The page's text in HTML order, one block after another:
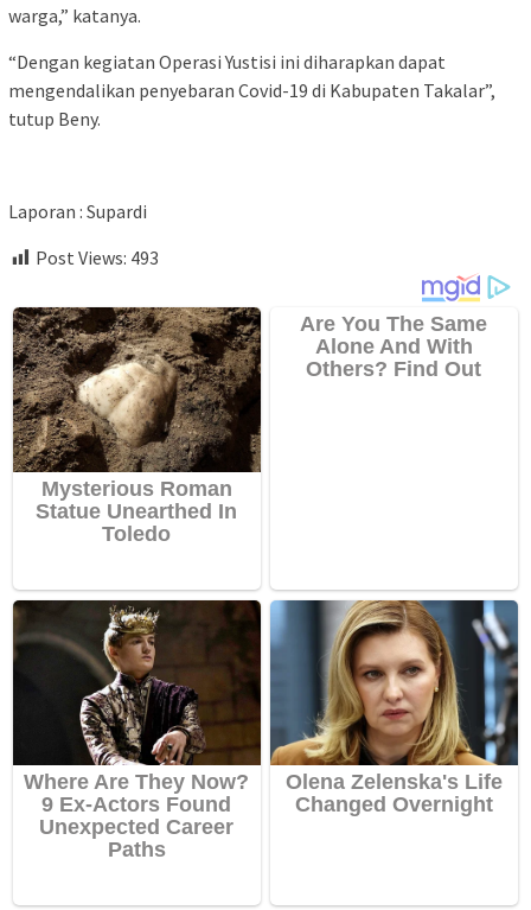
warga,” katanya.
“Dengan kegiatan Operasi Yustisi ini diharapkan dapat
mengendalikan penyebaran Covid-19 di Kabupaten Takalar”,
tutup Beny.
Laporan : Supardi
Post Views: 493